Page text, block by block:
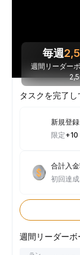
毎週
週間リーダー
タスクを完了
新規登録
限定+10
合計入
初回達成
週間リーダーボ